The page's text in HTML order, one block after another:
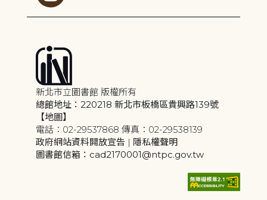
新北市立圖書館 版權所有
總館地址：220218 新北市板橋區貴興路139號
【地圖】
電話：02-29537868 傳真：02-29538139
政府網站資料開放宣告 | 隱私權聲明
圖書館信箱：cad2170001@ntpc.gov.tw